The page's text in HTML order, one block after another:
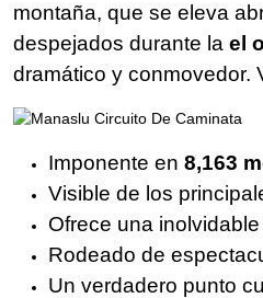
montaña, que se eleva
despejados durante la el
dramático y conmovedor.
Imponente en 8,163
Visible de los
Ofrece una
Rodeado de
Un verdadero punto